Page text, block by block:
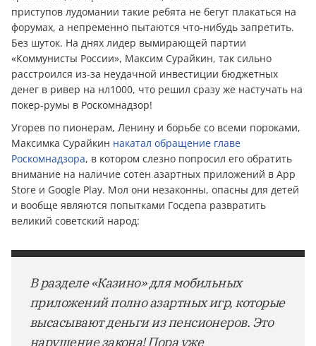
приступов лудомании такие ребята не бегут плакаться на
форумах, а непременно пытаются что-нибудь запретить.
Без шуток. На днях лидер вымирающей партии
«Коммунисты России», Максим Cyрaйкин, так сильно
расстроился из-за неудачной инвестиции бюджетных
дeнeг в ривер на нл1000, что решил сразу же настучать на
покер-румы в Роскомнадзор!
Угорев по пионерам, Ленину и борьбе со всеми пороками,
Максимка Cyрaйкин накатал обращение главе
Роскомнадзора, в котором слезно попросил его обратить
внимание на наличие сотен азартных приложений в App
Store и Google Play. Мол они незаконны, опасны для детей
и вообще являются попытками Госдепа развратить
великий советский народ:
В разделе «Казино» для мобильных
приложений полно азартных игр, которые
высасывают дeньги из пенсионеров. Это
нарушение закона! Пора уже